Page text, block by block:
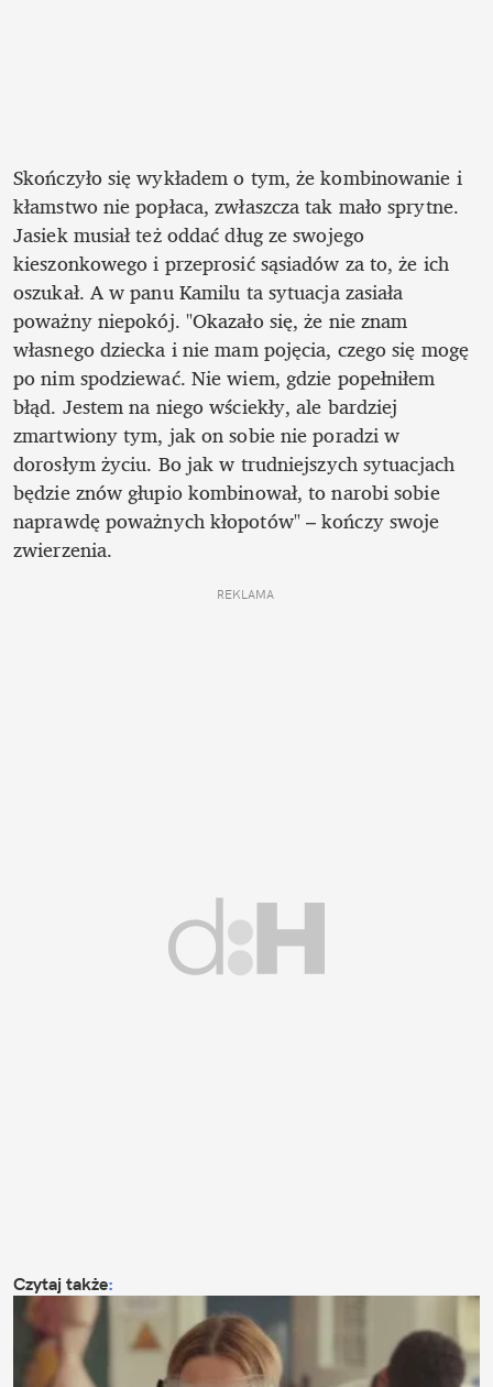
Skończyło się wykładem o tym, że kombinowanie i
kłamstwo nie popłaca, zwłaszcza tak mało sprytne.
Jasiek musiał też oddać dług ze swojego
kieszonkowego i przeprosić sąsiadów za to, że ich
oszukał. A w panu Kamilu ta sytuacja zasiała
poważny niepokój. "Okazało się, że nie znam
własnego dziecka i nie mam pojęcia, czego się mogę
po nim spodziewać. Nie wiem, gdzie popełniłem
błąd. Jestem na niego wściekły, ale bardziej
zmartwiony tym, jak on sobie nie poradzi w
dorosłym życiu. Bo jak w trudniejszych sytuacjach
będzie znów głupio kombinował, to narobi sobie
naprawdę poważnych kłopotów" – kończy swoje
zwierzenia.
REKLAMA
Czytaj także: